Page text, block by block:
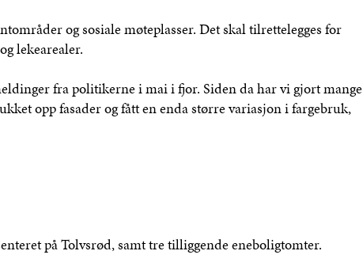
og sosiale møteplasser. Det skal tilrettelegges for
lekearealer.
fra politikerne i mai i fjor. Siden da har vi gjort mange
opp fasader og fått en enda større variasjon i fargebruk,
på Tolvsrød, samt tre tilliggende eneboligtomter.